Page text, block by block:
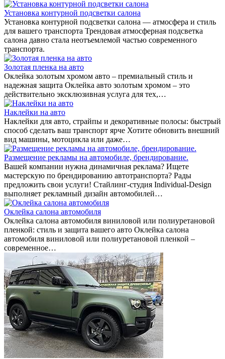
Установка контурной подсветки салона
Установка контурной подсветки салона — атмосфера и стиль
для вашего транспорта Трендовая атмосферная подсветка
салона давно стала неотъемлемой частью современного
транспорта.
Золотая пленка на авто
Оклейка золотым хромом авто – премиальный стиль и
надежная защита Оклейка авто золотым хромом – это
действительно эксклюзивная услуга для тех,…
Наклейки на авто
Наклейки для авто, страйпы и декоративные полосы: быстрый
способ сделать ваш транспорт ярче Хотите обновить внешний
вид машины, мотоцикла или даже…
Размещение рекламы на автомобиле, брендирование.
Вашей компании нужна динамичная реклама? Ищете
мастерскую по брендированию автотранспорта? Рады
предложить свои услуги! Стайлинг-студия Individual-Design
выполняет рекламный дизайн автомобилей…
Оклейка салона автомобиля
Оклейка салона автомобиля виниловой или полиуретановой
пленкой: стиль и защита вашего авто Оклейка салона
автомобиля виниловой или полиуретановой пленкой –
современное…